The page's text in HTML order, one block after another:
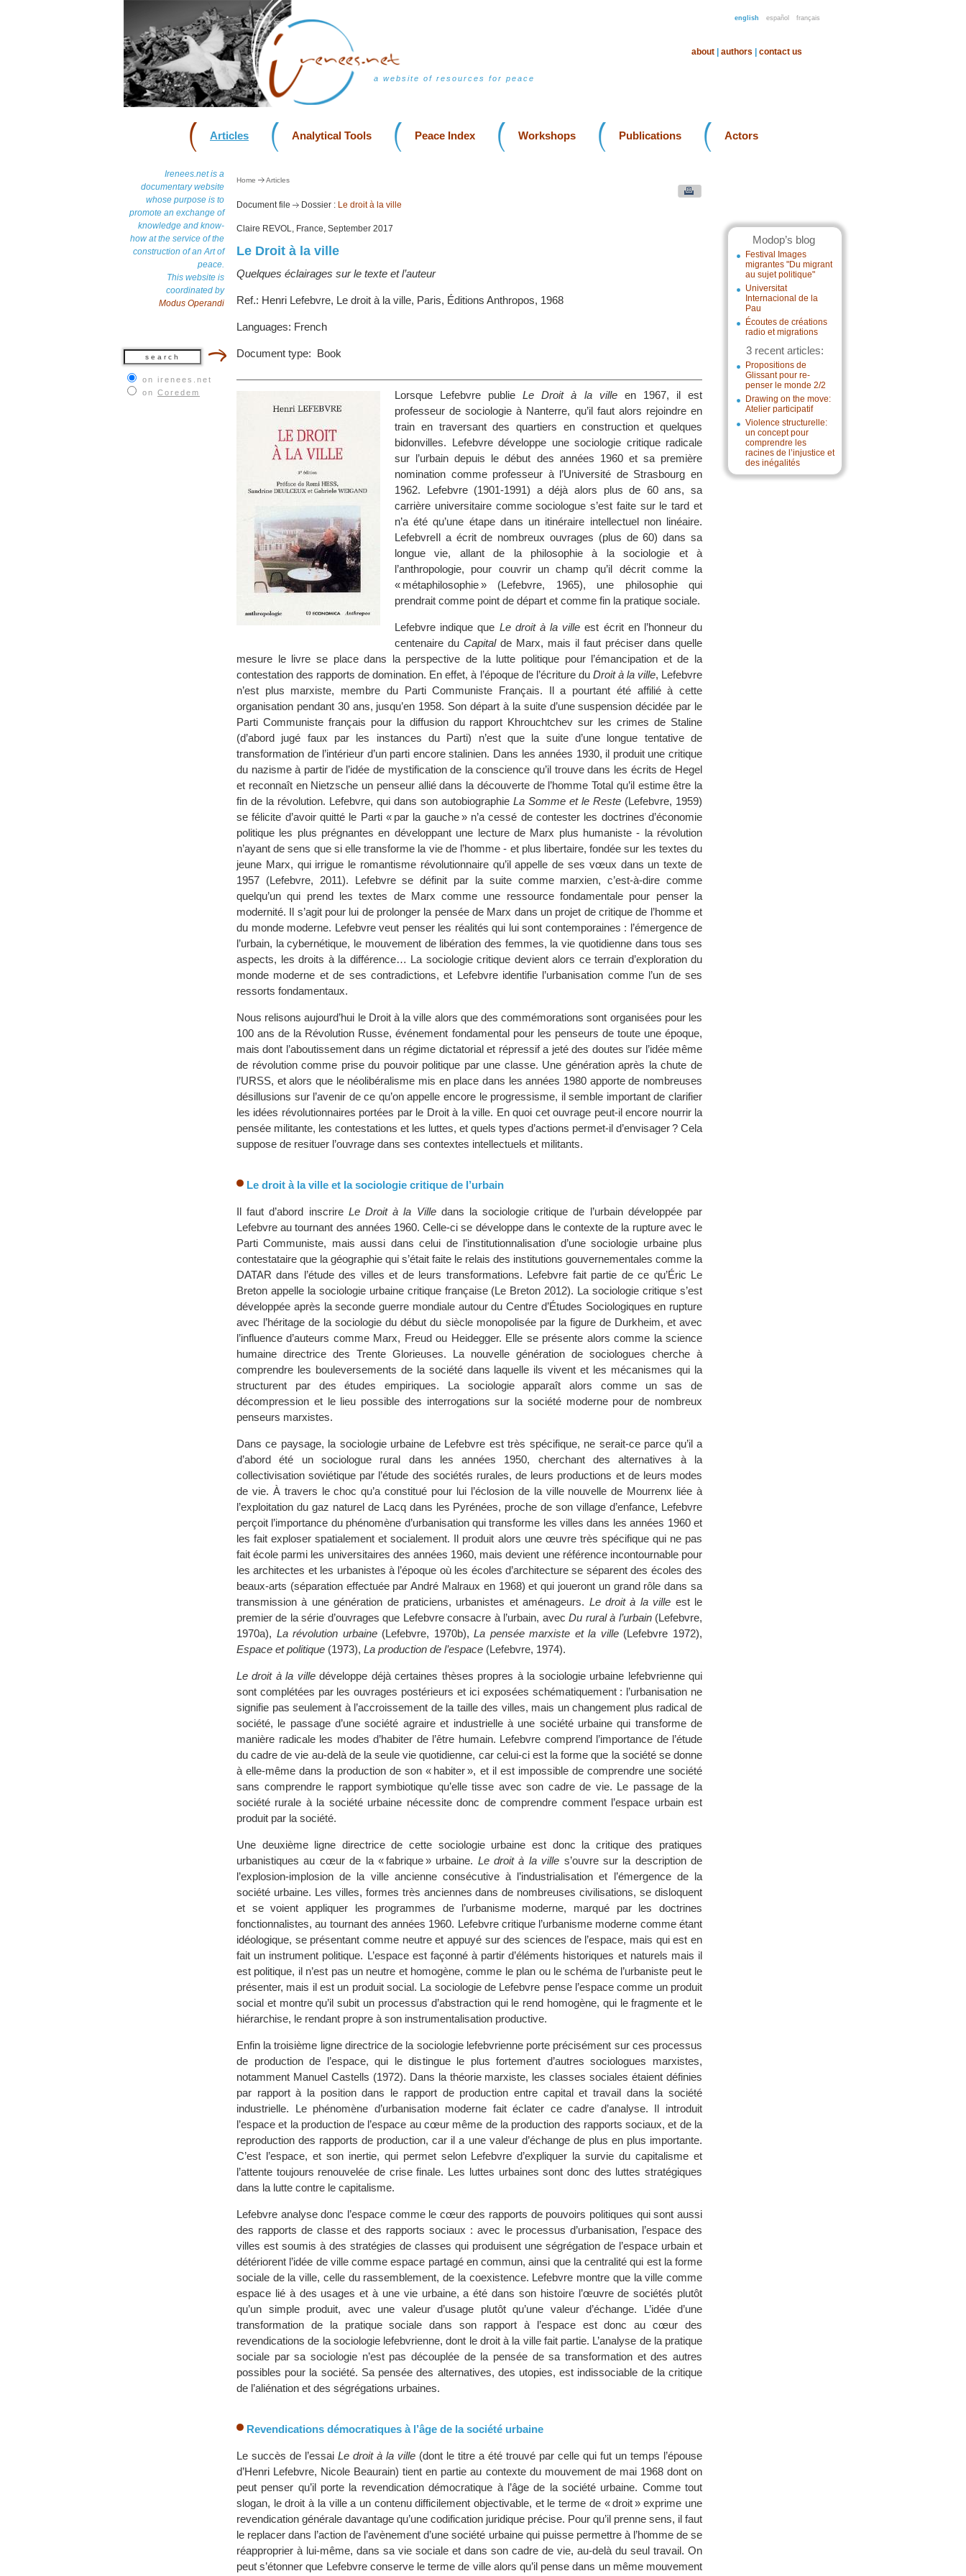
english español français
a website of resources for peace
about authors contact us
Articles Analytical Tools Peace Index Workshops Publications Actors
Irenees.net is a
documentary website
whose purpose is to
promote an exchange of
knowledge and know-
how at the service of the
construction of an Art of
peace.
This website is
coordinated by
Modus Operandi
on irenees.net
on Coredem
Modop’s blog
Festival Images
migrantes "Du migrant
au sujet politique"
Universitat
Internacional de la
Pau
Écoutes de créations
radio et migrations
3 recent articles:
Propositions de
Glissant pour re-
penser le monde 2/2
Drawing on the move:
Atelier participatif
Violence structurelle:
un concept pour
comprendre les
racines de l’injustice et
des inégalités
Home Articles
Document file Dossier : Le droit à la ville
Claire REVOL, France, September 2017
Le Droit à la ville
Quelques éclairages sur le texte et l’auteur
Ref.: Henri Lefebvre, Le droit à la ville, Paris, Éditions Anthropos, 1968
Languages: French
Document type: Book
Lorsque Lefebvre publieLe Droit à la villeen 1967, il est
professeur de sociologie à Nanterre, qu’il faut alors rejoindre en
train en traversant des quartiers en construction et quelques
bidonvilles. Lefebvre développe une sociologie critique radicale
sur l’urbain depuis le début des années 1960 et sa première
nomination comme professeur à l’Université de Strasbourg en
1962. Lefebvre (1901-1991) a déjà alors plus de 60 ans, sa
carrière universitaire comme sociologue s’est faite sur le tard et
n’a été qu’une étape dans un itinéraire intellectuel non linéaire.
LefebvreIl a écrit de nombreux ouvrages (plus de 60) dans sa
longue vie, allant de la philosophie à la sociologie et à
l’anthropologie, pour couvrir un champ qu’il décrit comme la
« métaphilosophie » (Lefebvre, 1965), une philosophie qui
prendrait comme point de départ et comme fin la pratique sociale.
Lefebvre indique que Le droit à la ville est écrit en l’honneur du
centenaire du Capitalde Marx, mais il faut préciser dans quelle
mesure le livre se place dans la perspective de la lutte politique pour l’émancipation et de la
contestation des rapports de domination. En effet, à l’époque de l’écriture du Droit à la ville, Lefebvre
n’est plus marxiste, membre du Parti Communiste Français. Il a pourtant été affilié à cette
organisation pendant 30 ans, jusqu’en 1958. Son départ à la suite d’une suspension décidée par le
Parti Communiste français pour la diffusion du rapport Khrouchtchev sur les crimes de Staline
(d’abord jugé faux par les instances du Parti) n’est que la suite d’une longue tentative de
transformation de l’intérieur d’un parti encore stalinien. Dans les années 1930, il produit une critique
du nazisme à partir de l’idée de mystification de la conscience qu’il trouve dans les écrits de Hegel
et reconnaît en Nietzsche un penseur allié dans la découverte de l’homme Total qu’il estime être la
fin de la révolution. Lefebvre, qui dans son autobiographie La Somme et le Reste (Lefebvre, 1959)
se félicite d’avoir quitté le Parti « par la gauche » n’a cessé de contester les doctrines d’économie
politique les plus prégnantes en développant une lecture de Marx plus humaniste - la révolution
n’ayant de sens que si elle transforme la vie de l’homme - et plus libertaire, fondée sur les textes du
jeune Marx, qui irrigue le romantisme révolutionnaire qu’il appelle de ses vœux dans un texte de
1957 (Lefebvre, 2011). Lefebvre se définit par la suite comme marxien, c’est-à-dire comme
quelqu’un qui prend les textes de Marx comme une ressource fondamentale pour penser la
modernité. Il s’agit pour lui de prolonger la pensée de Marx dans un projet de critique de l’homme et
du monde moderne. Lefebvre veut penser les réalités qui lui sont contemporaines : l’émergence de
l’urbain, la cybernétique, le mouvement de libération des femmes, la vie quotidienne dans tous ses
aspects, les droits à la différence… La sociologie critique devient alors ce terrain d’exploration du
monde moderne et de ses contradictions, et Lefebvre identifie l’urbanisation comme l’un de ses
ressorts fondamentaux.
Nous relisons aujourd’hui le Droit à la ville alors que des commémorations sont organisées pour les
100 ans de la Révolution Russe, événement fondamental pour les penseurs de toute une époque,
mais dont l’aboutissement dans un régime dictatorial et répressif a jeté des doutes sur l’idée même
de révolution comme prise du pouvoir politique par une classe. Une génération après la chute de
l’URSS, et alors que le néolibéralisme mis en place dans les années 1980 apporte de nombreuses
désillusions sur l’avenir de ce qu’on appelle encore le progressisme, il semble important de clarifier
les idées révolutionnaires portées par le Droit à la ville. En quoi cet ouvrage peut-il encore nourrir la
pensée militante, les contestations et les luttes, et quels types d’actions permet-il d’envisager ? Cela
suppose de resituer l’ouvrage dans ses contextes intellectuels et militants.
Le droit à la ville et la sociologie critique de l’urbain
Il faut d’abord inscrire Le Droit à la Villedans la sociologie critique de l’urbain développée par
Lefebvre au tournant des années 1960. Celle-ci se développe dans le contexte de la rupture avec le
Parti Communiste, mais aussi dans celui de l’institutionnalisation d’une sociologie urbaine plus
contestataire que la géographie qui s’était faite le relais des institutions gouvernementales comme la
DATAR dans l’étude des villes et de leurs transformations. Lefebvre fait partie de ce qu’Éric Le
Breton appelle la sociologie urbaine critique française (Le Breton 2012). La sociologie critique s’est
développée après la seconde guerre mondiale autour du Centre d’Études Sociologiques en rupture
avec l’héritage de la sociologie du début du siècle monopolisée par la figure de Durkheim, et avec
l’influence d’auteurs comme Marx, Freud ou Heidegger. Elle se présente alors comme la science
humaine directrice des Trente Glorieuses. La nouvelle génération de sociologues cherche à
comprendre les bouleversements de la société dans laquelle ils vivent et les mécanismes qui la
structurent par des études empiriques. La sociologie apparaît alors comme un sas de
décompression et le lieu possible des interrogations sur la société moderne pour de nombreux
penseurs marxistes.
Dans ce paysage, la sociologie urbaine de Lefebvre est très spécifique, ne serait-ce parce qu’il a
d’abord été un sociologue rural dans les années 1950, cherchant des alternatives à la
collectivisation soviétique par l’étude des sociétés rurales, de leurs productions et de leurs modes
de vie. À travers le choc qu’a constitué pour lui l’éclosion de la ville nouvelle de Mourrenx liée à
l’exploitation du gaz naturel de Lacq dans les Pyrénées, proche de son village d’enfance, Lefebvre
perçoit l’importance du phénomène d’urbanisation qui transforme les villes dans les années 1960 et
les fait exploser spatialement et socialement. Il produit alors une œuvre très spécifique qui ne pas
fait école parmi les universitaires des années 1960, mais devient une référence incontournable pour
les architectes et les urbanistes à l’époque où les écoles d’architecture se séparent des écoles des
beaux-arts (séparation effectuée par André Malraux en 1968) et qui joueront un grand rôle dans sa
transmission à une génération de praticiens, urbanistes et aménageurs. Le droit à la ville est le
premier de la série d’ouvrages que Lefebvre consacre à l’urbain, avecDu rural à l’urbain(Lefebvre,
1970a), La révolution urbaine(Lefebvre, 1970b),La pensée marxiste et la ville(Lefebvre 1972),
Espace et politique (1973), La production de l’espace (Lefebvre, 1974).
Le droit à la villedéveloppe déjà certaines thèses propres à la sociologie urbaine lefebvrienne qui
sont complétées par les ouvrages postérieurs et ici exposées schématiquement : l’urbanisation ne
signifie pas seulement à l’accroissement de la taille des villes, mais un changement plus radical de
société, le passage d’une société agraire et industrielle à une société urbaine qui transforme de
manière radicale les modes d’habiter de l’être humain. Lefebvre comprend l’importance de l’étude
du cadre de vie au-delà de la seule vie quotidienne, car celui-ci est la forme que la société se donne
à elle-même dans la production de son « habiter », et il est impossible de comprendre une société
sans comprendre le rapport symbiotique qu’elle tisse avec son cadre de vie. Le passage de la
société rurale à la société urbaine nécessite donc de comprendre comment l’espace urbain est
produit par la société.
Une deuxième ligne directrice de cette sociologie urbaine est donc la critique des pratiques
urbanistiques au cœur de la « fabrique » urbaine. Le droit à la ville s’ouvre sur la description de
l’explosion-implosion de la ville ancienne consécutive à l’industrialisation et l’émergence de la
société urbaine. Les villes, formes très anciennes dans de nombreuses civilisations, se disloquent
et se voient appliquer les programmes de l’urbanisme moderne, marqué par les doctrines
fonctionnalistes, au tournant des années 1960. Lefebvre critique l’urbanisme moderne comme étant
idéologique, se présentant comme neutre et appuyé sur des sciences de l’espace, mais qui est en
fait un instrument politique. L’espace est façonné à partir d’éléments historiques et naturels mais il
est politique, il n’est pas un neutre et homogène, comme le plan ou le schéma de l’urbaniste peut le
présenter, mais il est un produit social. La sociologie de Lefebvre pense l’espace comme un produit
social et montre qu’il subit un processus d’abstraction qui le rend homogène, qui le fragmente et le
hiérarchise, le rendant propre à son instrumentalisation productive.
Enfin la troisième ligne directrice de la sociologie lefebvrienne porte précisément sur ces processus
de production de l’espace, qui le distingue le plus fortement d’autres sociologues marxistes,
notamment Manuel Castells (1972). Dans la théorie marxiste, les classes sociales étaient définies
par rapport à la position dans le rapport de production entre capital et travail dans la société
industrielle. Le phénomène d’urbanisation moderne fait éclater ce cadre d’analyse. Il introduit
l’espace et la production de l’espace au cœur même de la production des rapports sociaux, et de la
reproduction des rapports de production, car il a une valeur d’échange de plus en plus importante.
C’est l’espace, et son inertie, qui permet selon Lefebvre d’expliquer la survie du capitalisme et
l’attente toujours renouvelée de crise finale. Les luttes urbaines sont donc des luttes stratégiques
dans la lutte contre le capitalisme.
Lefebvre analyse donc l’espace comme le cœur des rapports de pouvoirs politiques qui sont aussi
des rapports de classe et des rapports sociaux : avec le processus d’urbanisation, l’espace des
villes est soumis à des stratégies de classes qui produisent une ségrégation de l’espace urbain et
détériorent l’idée de ville comme espace partagé en commun, ainsi que la centralité qui est la forme
sociale de la ville, celle du rassemblement, de la coexistence. Lefebvre montre que la ville comme
espace lié à des usages et à une vie urbaine, a été dans son histoire l’œuvre de sociétés plutôt
qu’un simple produit, avec une valeur d’usage plutôt qu’une valeur d’échange. L’idée d’une
transformation de la pratique sociale dans son rapport à l’espace est donc au cœur des
revendications de la sociologie lefebvrienne, dont le droit à la ville fait partie. L’analyse de la pratique
sociale par sa sociologie n’est pas découplée de la pensée de sa transformation et des autres
possibles pour la société. Sa pensée des alternatives, des utopies, est indissociable de la critique
de l’aliénation et des ségrégations urbaines.
Revendications démocratiques à l’âge de la société urbaine
Le succès de l’essai Le droit à la ville (dont le titre a été trouvé par celle qui fut un temps l’épouse
d’Henri Lefebvre, Nicole Beaurain) tient en partie au contexte du mouvement de mai 1968 dont on
peut penser qu’il porte la revendication démocratique à l’âge de la société urbaine. Comme tout
slogan, le droit à la ville a un contenu difficilement objectivable, et le terme de « droit » exprime une
revendication générale davantage qu’une codification juridique précise. Pour qu’il prenne sens, il faut
le replacer dans l’action de l’avènement d’une société urbaine qui puisse permettre à l’homme de se
réapproprier à lui-même, dans sa vie sociale et dans son cadre de vie, au-delà du seul travail. On
peut s’étonner que Lefebvre conserve le terme de ville alors qu’il pense dans un même mouvement